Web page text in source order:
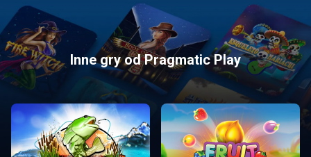
Inne gry od Pragmatic Play